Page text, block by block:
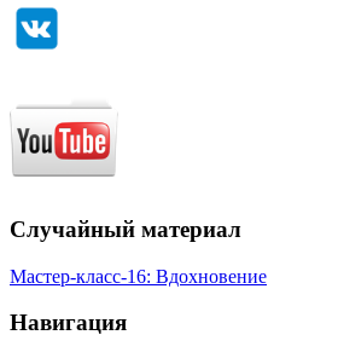
Случайный материал
Мастер-класс-16: Вдохновение
Навигация